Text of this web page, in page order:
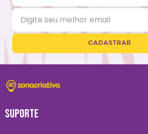
CADASTRAR
SUPORTE